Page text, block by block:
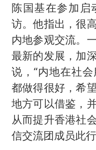
陈国基在参加启
访。他指出，很
内地参观交流。
最新的发展，加
说，“内地在社
都做得很好，希
地方可以借鉴，
从而提升香港社
信交流团成员此